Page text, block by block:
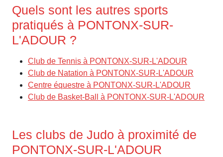
Quels sont les autres sports
pratiqués à PONTONX-SUR-
L'ADOUR ?
Club de Tennis à PONTONX-SUR-L'ADOUR
Club de Natation à PONTONX-SUR-L'ADOUR
Centre équestre à PONTONX-SUR-L'ADOUR
Club de Basket-Ball à PONTONX-SUR-L'ADOUR
Les clubs de Judo à proximité de
PONTONX-SUR-L'ADOUR